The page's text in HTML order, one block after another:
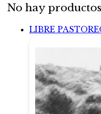
No hay
LIBRE